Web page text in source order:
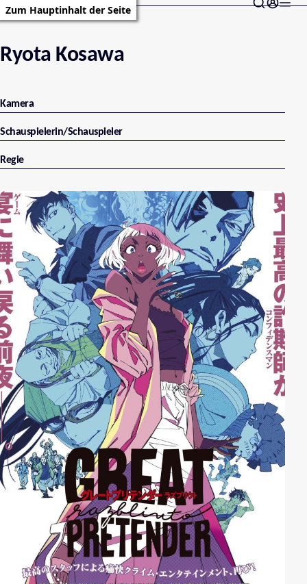
Zum Hauptinhalt der Seite
Ryota Kosawa
Kamera
Schauspielerin/Schauspieler
Regie